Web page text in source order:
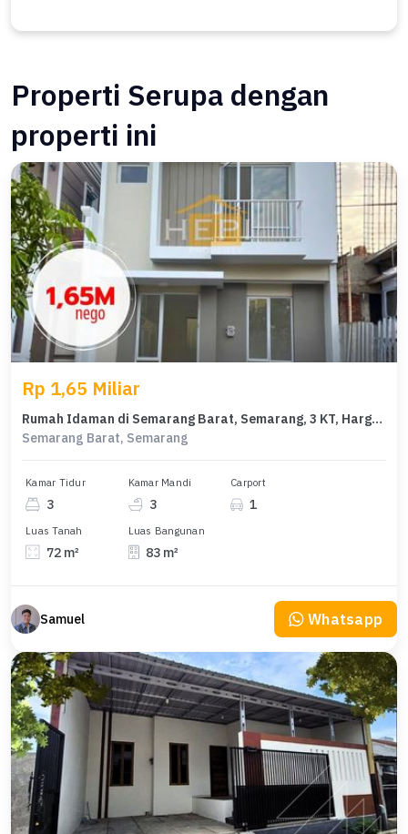
Properti Serupa dengan
properti ini
Rp 1,65 Miliar
Rumah Idaman di Semarang Barat, Semarang, 3 KT, Harga 1,65 Miliar
Semarang Barat, Semarang
Kamar Tidur
3
Kamar Mandi
3
Carport
1
Luas Tanah
72 m²
Luas Bangunan
83 m²
Samuel Whatsapp